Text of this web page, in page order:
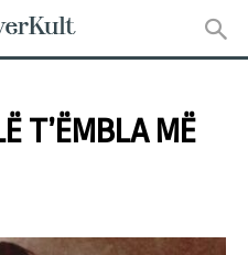
T’ËMBLA MË